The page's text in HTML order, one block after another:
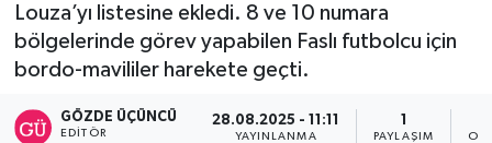
Louza’yı listesine ekledi. 8 ve 10 numara
bölgelerinde görev yapabilen Faslı futbolcu için
bordo-mavililer harekete geçti.
GÖZDE ÜÇÜNCÜ
EDITÖR
28.08.2025 - 11:11
YAYINLANMA
1
PAYLAŞIM